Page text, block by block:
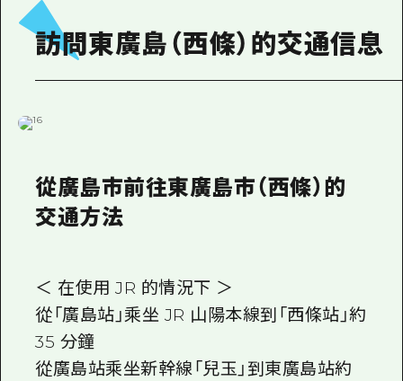
訪問東廣島（西條）的交通信息
從廣島市前往東廣島市（西條）的
交通方法
＜ 在使用 JR 的情況下 ＞
從「廣島站」乘坐 JR 山陽本線到「西條站」約
35 分鐘
從廣島站乘坐新幹線「兒玉」到東廣島站約